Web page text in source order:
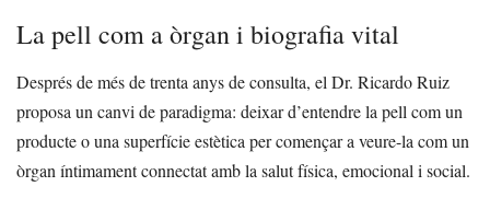
La pell com a òrgan i biografia vital
Després de més de trenta anys de consulta, el Dr. Ricardo Ruiz
proposa un canvi de paradigma: deixar d’entendre la pell com un
producte o una superfície estètica per començar a veure-la com un
òrgan íntimament connectat amb la salut física, emocional i social.